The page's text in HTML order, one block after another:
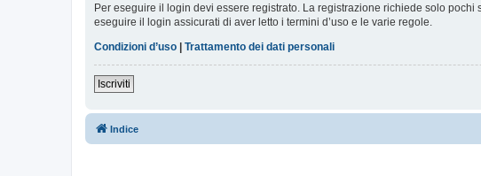
Per eseguire il login devi essere registrato. La registrazione richiede solo
eseguire il login assicurati di aver letto i termini d’uso e le varie regole.
Condizioni d’uso | Trattamento dei dati personali
Iscriviti
Indice